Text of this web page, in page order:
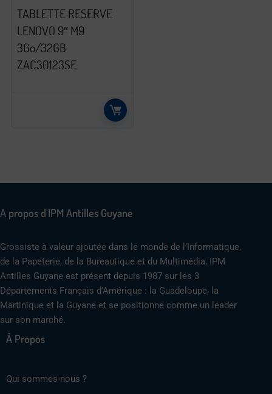
TABLETTE RESERVE
LENOVO 9″ M9
3Go/32GB
ZAC30123SE
A propos d'IPM Antilles Guyane
Grossiste à valeur ajoutée dans le monde de l’Informatique,
de la Papeterie, de la Bureautique et du Multimédia, IPM
Antilles Guyane est présent depuis 1987 sur les 3
Départements Français d’Amérique : la Guadeloupe, la
Martinique et la Guyane et se positionne comme un leader
sur son marché.
À Propos
Qui sommes-nous ?